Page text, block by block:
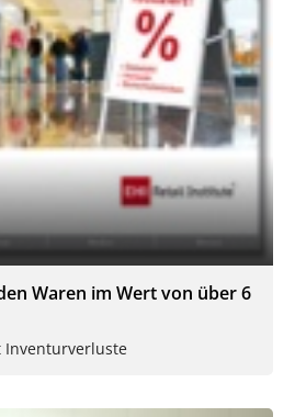
Waren im Wert von über 6
Inventurverluste